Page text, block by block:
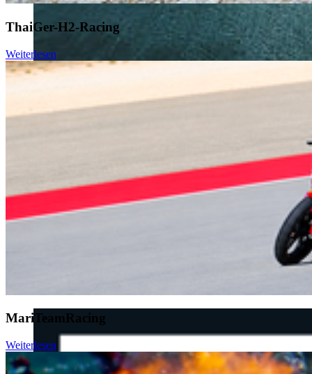
ThaiGer-H2-Racing
Weiterlesen
MariTeamRacing
Weiterlesen
Was studieren? Und wo studieren? Keine leichten Fragen. Die
Antwort auf die Frage nach dem Studienfach können nur Sie selbst
Bei der Antwort auf die Frage nach dem Studienort können wir